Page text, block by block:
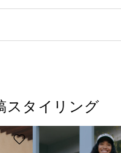
スタイリング